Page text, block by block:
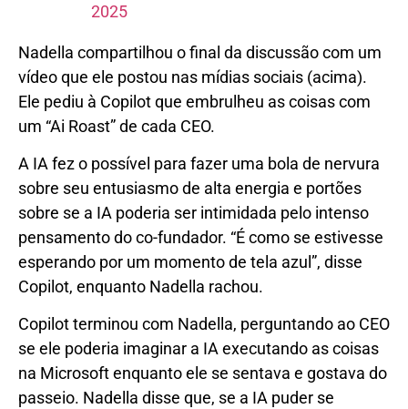
2025
Nadella compartilhou o final da discussão com um
vídeo que ele postou nas mídias sociais (acima).
Ele pediu à Copilot que embrulheu as coisas com
um “Ai Roast” de cada CEO.
A IA fez o possível para fazer uma bola de nervura
sobre seu entusiasmo de alta energia e portões
sobre se a IA poderia ser intimidada pelo intenso
pensamento do co-fundador. “É como se estivesse
esperando por um momento de tela azul”, disse
Copilot, enquanto Nadella rachou.
Copilot terminou com Nadella, perguntando ao CEO
se ele poderia imaginar a IA executando as coisas
na Microsoft enquanto ele se sentava e gostava do
passeio. Nadella disse que, se a IA puder se